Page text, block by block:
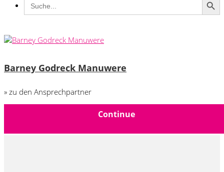
for:
Barney Godreck Manuwere
» zu den Ansprechpartner
Continue